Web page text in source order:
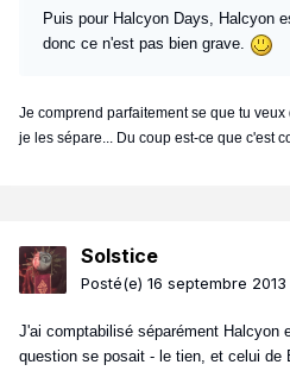
Puis pour Halcyon Days, Halcyon
donc ce n'est pas bien grave.
Je comprend parfaitement se que tu
je les sépare... Du coup est-ce que c'est
Solstice
Posté(e) 16 septembre 2013
J'ai comptabilisé séparément Halcyon
question se posait - le tien, et celui de